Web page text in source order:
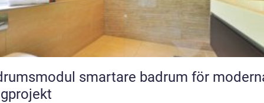
smartare badrum för moderna